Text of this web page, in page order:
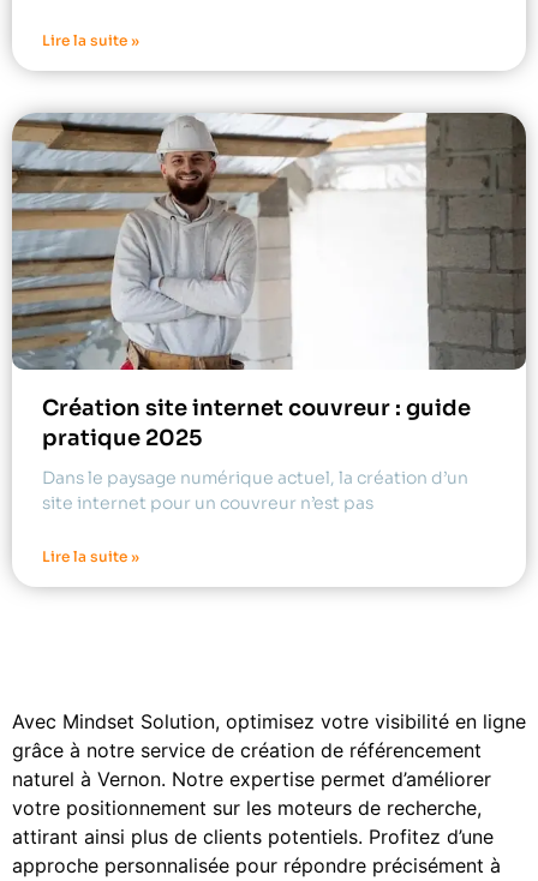
Lire la suite »
Création site internet couvreur : guide
pratique 2025
Dans le paysage numérique actuel, la création d’un
site internet pour un couvreur n’est pas
Lire la suite »
Avec Mindset Solution, optimisez votre visibilité en ligne
grâce à notre service de création de référencement
naturel à Vernon. Notre expertise permet d’améliorer
votre positionnement sur les moteurs de recherche,
attirant ainsi plus de clients potentiels. Profitez d’une
approche personnalisée pour répondre précisément à